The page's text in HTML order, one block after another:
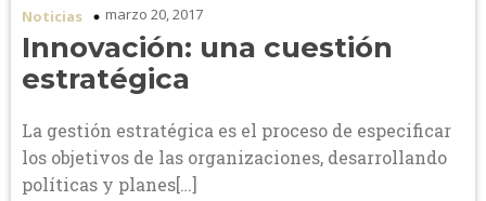
Noticias marzo 20, 2017
Innovación: una cuestión
estratégica
La gestión estratégica es el proceso de especificar
los objetivos de las organizaciones, desarrollando
políticas y planes[…]